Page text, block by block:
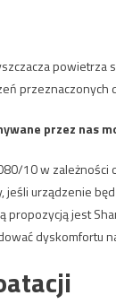
powietrza
przeznaczonych
przez nas
10 w
urządzenie
propozycją jest
dyskomfortu